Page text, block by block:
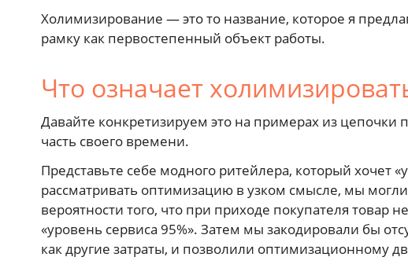
Холимизирование — это то название, которое я
рамку как первостепенный объект работы.
Что означает
Давайте конкретизируем это на примерах из
часть своего времени.
Представьте себе модного ритейлера, который хочет
рассматривать оптимизацию в узком смысле, мы
вероятности того, что при приходе покупателя товар
«уровень сервиса 95%». Затем мы закодировали бы
как другие затраты, и позволили оптимизационному